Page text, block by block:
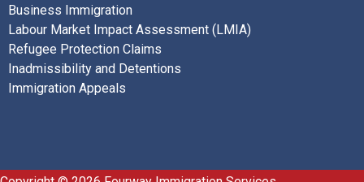
Business Immigration
Labour Market Impact Assessment (LMIA)
Refugee Protection Claims
Inadmissibility and Detentions
Immigration Appeals